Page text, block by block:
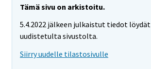
Tämä sivu on arkistoitu.
5.4.2022 jälkeen julkaistut tiedot löydät
uudistetulta sivustolta.
Siirry uudelle tilastosivulle